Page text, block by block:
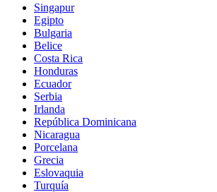
Singapur
Egipto
Bulgaria
Belice
Costa Rica
Honduras
Ecuador
Serbia
Irlanda
República Dominicana
Nicaragua
Porcelana
Grecia
Eslovaquia
Turquía